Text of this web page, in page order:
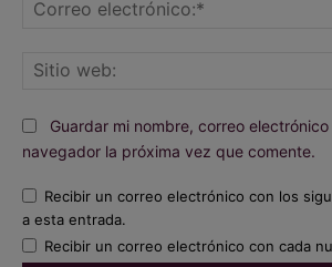
Guardar mi nombre, correo
navegador la próxima vez que comente.
Recibir un correo electrónico con los
a esta entrada.
Recibir un correo electrónico con cada